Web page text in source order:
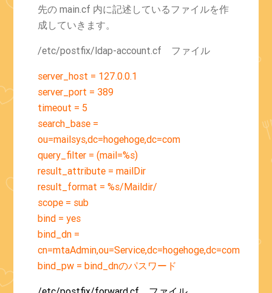
先の main.cf 内に記述しているファイルを作
成していきます。
/etc/postfix/ldap-account.cf ファイル
server_host = 127.0.0.1
server_port = 389
timeout = 5
search_base =
ou=mailsys,dc=hogehoge,dc=com
query_filter = (mail=%s)
result_attribute = mailDir
result_format = %s/Maildir/
scope = sub
bind = yes
bind_dn =
cn=mtaAdmin,ou=Service,dc=hogehoge,dc=com
bind_pw = bind_dnのパスワード